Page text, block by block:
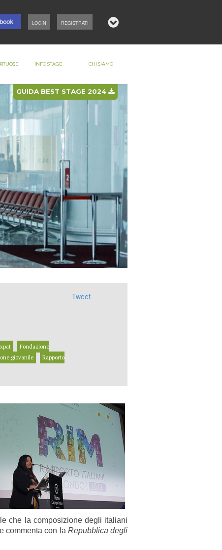
REGISTRATI
LOGIN
GUIDA BEST STAGE 2024
INFO STAGE CHI SIAMO
Fondazione
giovanile
Rapporto
Tweet
che la composizione degli italiani
commenta con la Repubblica degli